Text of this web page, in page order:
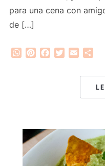
para una cena con
de […]
WhatsApp
PinterestFacebook
Twitter
Email